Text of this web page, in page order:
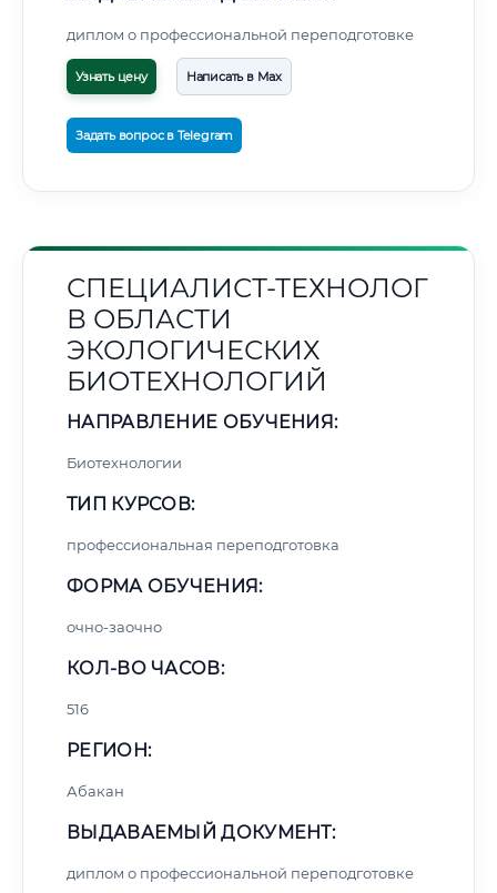
диплом о профессиональной переподготовке
Узнать цену Написать в Max
Задать вопрос в Telegram
СПЕЦИАЛИСТ-ТЕХНОЛОГ
В ОБЛАСТИ
ЭКОЛОГИЧЕСКИХ
БИОТЕХНОЛОГИЙ
НАПРАВЛЕНИЕ ОБУЧЕНИЯ:
Биотехнологии
ТИП КУРСОВ:
профессиональная переподготовка
ФОРМА ОБУЧЕНИЯ:
очно-заочно
КОЛ-ВО ЧАСОВ:
516
РЕГИОН:
Абакан
ВЫДАВАЕМЫЙ ДОКУМЕНТ:
диплом о профессиональной переподготовке